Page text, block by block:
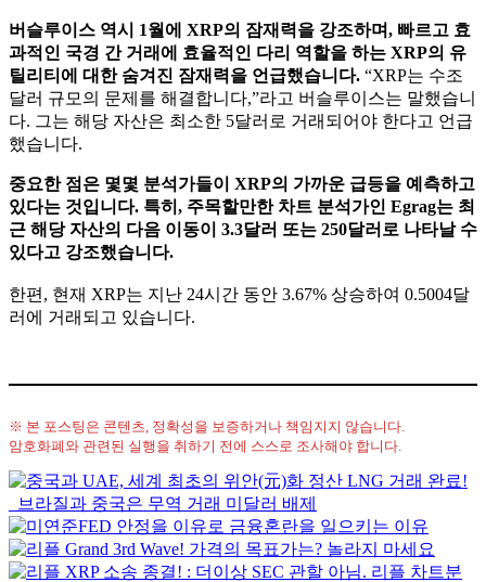
버슬루이스 역시 1월에 XRP의 잠재력을 강조하며, 빠르고 효
과적인 국경 간 거래에 효율적인 다리 역할을 하는 XRP의 유
틸리티에 대한 숨겨진 잠재력을 언급했습니다. “XRP는 수조
달러 규모의 문제를 해결합니다,”라고 버슬루이스는 말했습니
다. 그는 해당 자산은 최소한 5달러로 거래되어야 한다고 언급
했습니다.
중요한 점은 몇몇 분석가들이 XRP의 가까운 급등을 예측하고
있다는 것입니다. 특히, 주목할만한 차트 분석가인 Egrag는 최
근 해당 자산의 다음 이동이 3.3달러 또는 250달러로 나타날 수
있다고 강조했습니다.
한편, 현재 XRP는 지난 24시간 동안 3.67% 상승하여 0.5004달
러에 거래되고 있습니다.
※ 본 포스팅은 콘텐츠, 정확성을 보증하거나 책임지지 않습니다.
암호화폐와 관련된 실행을 취하기 전에 스스로 조사해야 합니다.